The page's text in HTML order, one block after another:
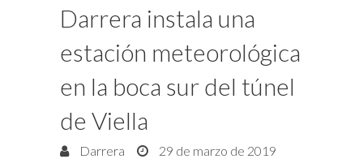
Darrera instala una
estación meteorológica
en la boca sur del túnel
de Viella
Darrera 29 de marzo de 2019